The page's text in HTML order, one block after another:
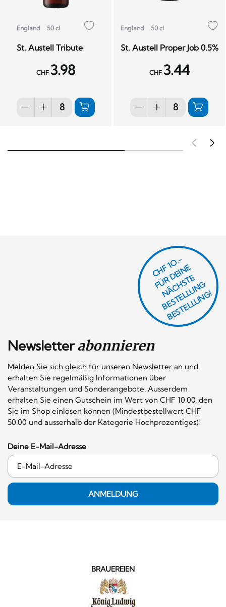
England 50 cl
St. Austell Tribute
CHF 3.98
England 50 cl
St. Austell Proper Job 0.5%
CHF 3.44
Newsletterabonnieren
Melden Sie sich gleich für unseren Newsletter an und
erhalten Sie regelmäßig Informationen über
Veranstaltungen und Sonderangebote. Ausserdem
erhalten Sie einen Gutschein im Wert von CHF 10.00, den
Sie im Shop einlösen können (Mindestbestellwert CHF
50.00 und ausserhalb der Kategorie Hochprozentiges)!
CHF 1O.-
F
Ü
R
D
EI
N
E
N
Ä
C
H
S
T
E
B
E
S
T
E
L
L
U
N
G
B
E
S
T
E
L
L
U
N
G!
Deine E-Mail-Adresse
ANMELDUNG
BRAUEREIEN